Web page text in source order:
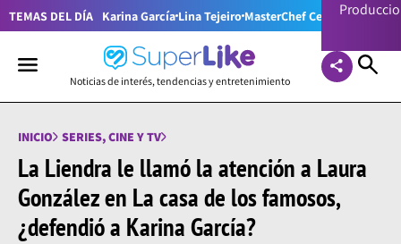
TEMAS DEL DÍA Karina García Lina Tejeiro MasterChef Celebrity
Noticias de interés, tendencias y entretenimiento
INICIO SERIES, CINE Y TV
La Liendra le llamó la atención a Laura
González en La casa de los famosos,
¿defendió a Karina García?